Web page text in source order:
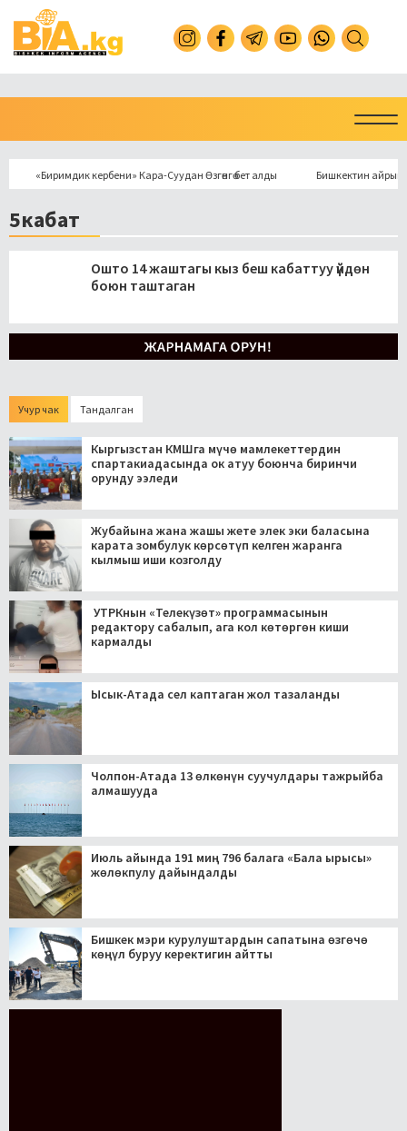
«Биримдик кербени» Кара-Суудан Өзгөнгө бет алды Бишкектин айрым
5кабат
Ошто 14 жаштагы кыз беш кабаттуу үйдөн
боюн таштаган
Учур чак Тандалган
Кыргызстан КМШга мүчө мамлекеттердин
спартакиадасында ок атуу боюнча биринчи
орунду ээледи
Жубайына жана жашы жете элек эки баласына
карата зомбулук көрсөтүп келген жаранга
кылмыш иши козголду
УТРКнын «Телекүзөт» программасынын
редактору сабалып, ага кол көтөргөн киши
кармалды
Ысык-Атада сел каптаган жол тазаланды
Чолпон-Атада 13 өлкөнүн суучулдары тажрыйба
алмашууда
Июль айында 191 миң 796 балага «Бала ырысы»
жөлөкпулу дайындалды
Бишкек мэри курулуштардын сапатына өзгөчө
көңүл буруу керектигин айтты